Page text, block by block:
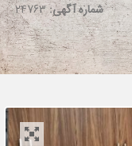
شماره آگهی:24763